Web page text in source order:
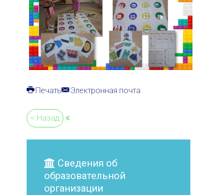
Печать Электронная почта
< Назад
Сведения об
образовательной
организации